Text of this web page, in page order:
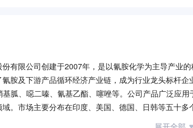
份有限公司创建于2007年，是以氰胺化学为主导产业
胺及下游产品循环经济产业链，成为行业龙头标杆
胍、噁二嗪、氰基乙酯、噻唑等。公司产品广泛应
。市场主要分布在印度、美国、德国、日韩等五十
是全球农药、医药中间体的主要供应商。公司先后获